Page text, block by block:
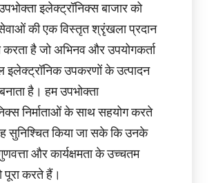
इलेक्ट्रॉनिक्स बाजार को
सेवाओं की एक विस्तृत श्रृंखला प्रदान
है जो अभिनव और उपयोगकर्ता
उपकरणों के उत्पादन
है। हम उपभोक्ता
निर्माताओं के साथ सहयोग करते
सुनिश्चित किया जा सके कि उनके
और कार्यक्षमता के उच्चतम
पूरा करते हैं।